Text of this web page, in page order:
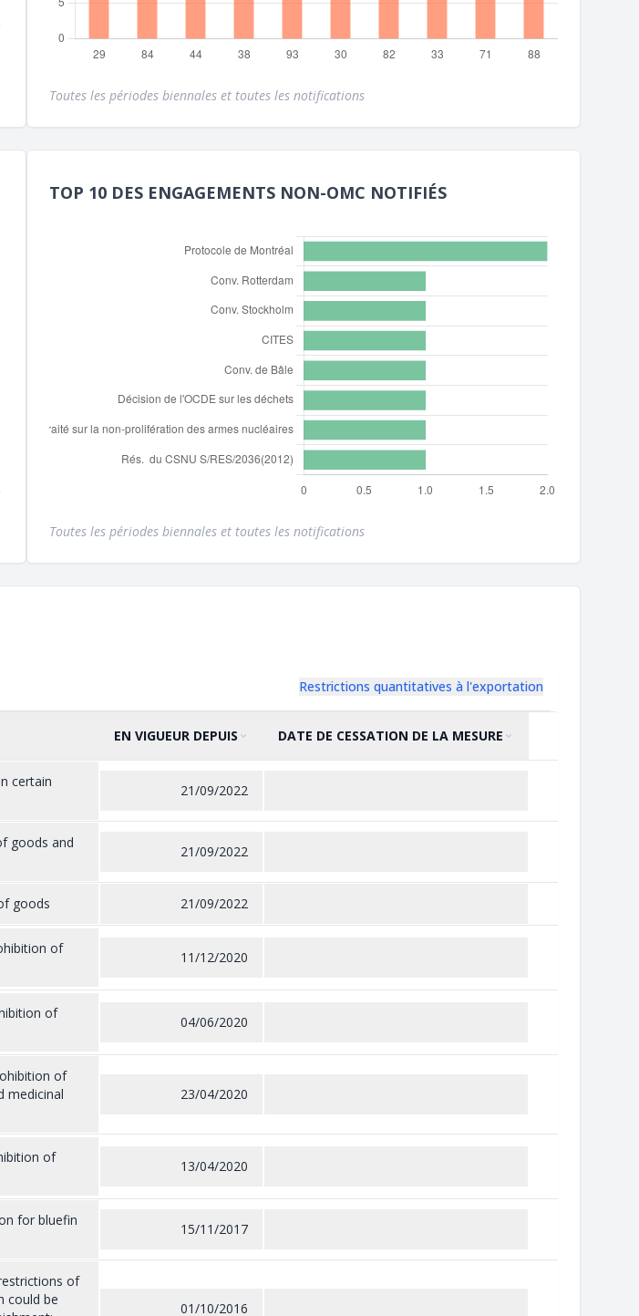
Toutes les périodes biennales et toutes les notifications
TOP 10 DES ENGAGEMENTS NON-OMC NOTIFIÉS
Toutes les périodes biennales et toutes les notifications
Restrictions quantitatives à l'exportation
TRIER PAR
EN VIGUEUR DEPUIS CROISSANT
DATE DE CESSATION DE LA MESURE
certain
21/09/2022
goods and
21/09/2022
goods 21/09/2022
of
11/12/2020
of
04/06/2020
of
medicinal
23/04/2020
of
13/04/2020
for bluefin
15/11/2017
of
could be
01/10/2016